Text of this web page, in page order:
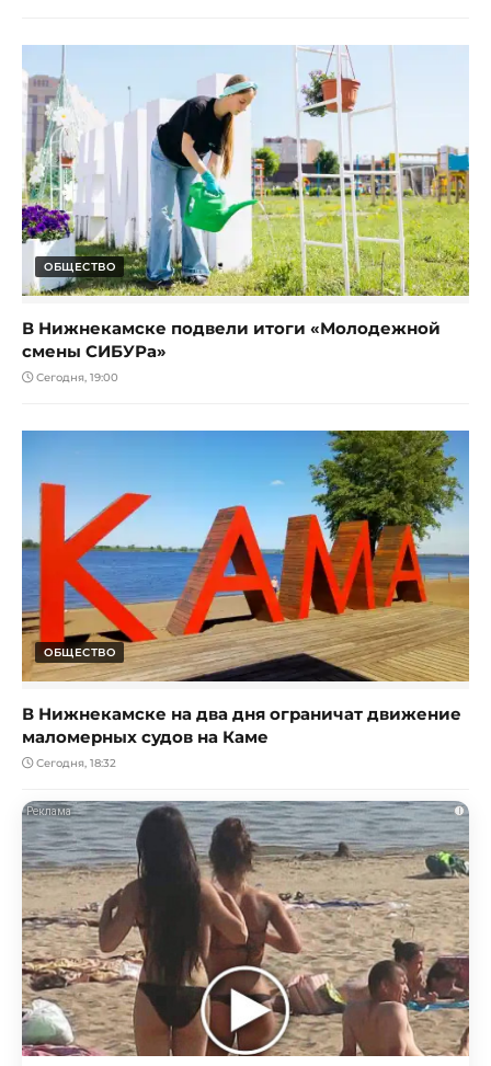
ОБЩЕСТВО
В Нижнекамске подвели итоги «Молодежной
смены СИБУРа»
Сегодня, 19:00
ОБЩЕСТВО
В Нижнекамске на два дня ограничат движение
маломерных судов на Каме
Сегодня, 18:32
i